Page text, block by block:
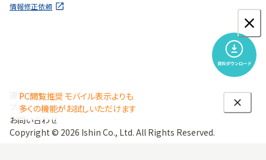
情報修正依頼
運営会社
プライバシーポリシー
お問い合わせ
Copyright © 2026 Ishin Co., Ltd. All Rights Reserved.
PC閲覧推奨 モバイル表示よりも
多くの機能がお試しいただけます